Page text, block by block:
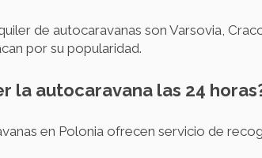
de autocaravanas son Varsovia,
por su popularidad.
la autocaravana las 24
en Polonia ofrecen servicio de